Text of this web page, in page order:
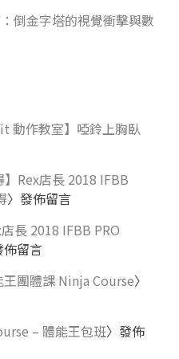
倒金字塔的視覺衝擊與數
動作教室】啞鈴上胸臥
】Rex店長 2018 IFBB
〉發佈留言
店長 2018 IFBB PRO
佈留言
王團體課 Ninja Course〉
– 體能王包班〉發佈